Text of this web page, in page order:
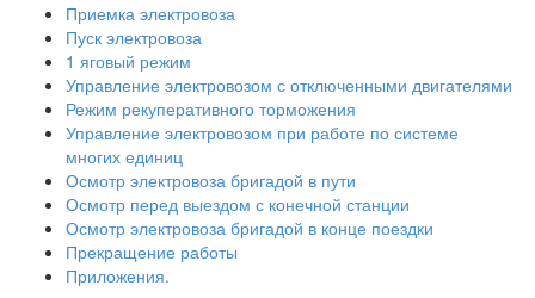
Приемка электровоза
Пуск электровоза
1 яговый режим
Управление электровозом с отключенными двигателями
Режим рекуперативного торможения
Управление электровозом при работе по системе
многих единиц
Осмотр электровоза бригадой в пути
Осмотр перед выездом с конечной станции
Осмотр электровоза бригадой в конце поездки
Прекращение работы
Приложения.